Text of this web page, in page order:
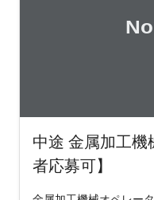
中途 金属加工
者応募可】